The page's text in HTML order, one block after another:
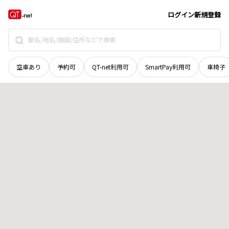
ログイン新規登録
空車あり 予約可 QT-net利用可 SmartPay利用可 車椅子
栃木県